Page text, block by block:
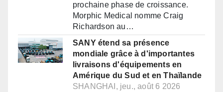
prochaine phase de croissance.
Morphic Medical nomme Craig
Richardson au…
SANY étend sa présence
mondiale grâce à d'importantes
livraisons d'équipements en
Amérique du Sud et en Thaïlande
SHANGHAI, jeu., août 6 2026